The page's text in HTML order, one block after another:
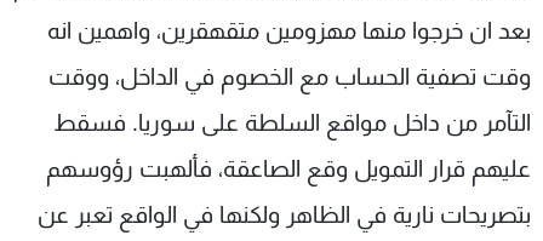
بعد ان خرجوا منها مهزومين متقهقرين، واهمين انه
وقت تصفية الحساب مع الخصوم في الداخل، ووقت
التآمر من داخل مواقع السلطة على سوريا. فسقط
عليهم قرار التمويل وقع الصاعقة، فألهبت رؤوسهم
بتصريحات نارية في الظاهر ولكنها في الواقع تعبر عن
البرامج
جدول البرامج
شاهد البرامج
عن MTV
وظائف